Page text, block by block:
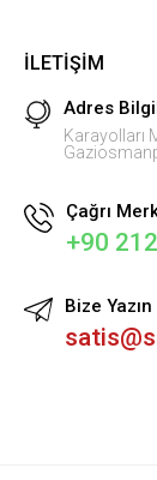
İLETIŞIM
Adres
Karayolları
Çağrı
+90
Bize Yazın